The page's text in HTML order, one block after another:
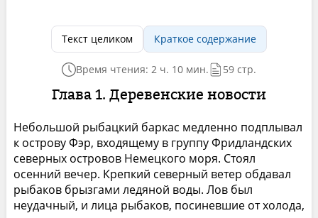
Текст целиком Краткое содержание
Время чтения: 2 ч. 10 мин. 59 стр.
Глава 1. Деревенские новости
Небольшой рыбацкий баркас медленно подплывал
к острову Фэр, входящему в группу Фридландских
северных островов Немецкого моря. Стоял
осенний вечер. Крепкий северный ветер обдавал
рыбаков брызгами ледяной воды. Лов был
неудачный, и лица рыбаков, посиневшие от холода,